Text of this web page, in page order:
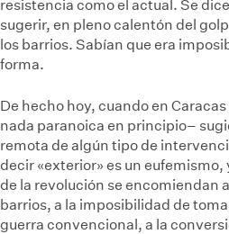
resistencia como el actual. Se
sugerir, en pleno calentón del
los barrios. Sabían que era
forma.
De hecho hoy, cuando en
nada paranoica en principio–
remota de algún tipo de
decir «exterior» es un
de la revolución se encomiendan
barrios, a la imposibilidad de
guerra convencional, a la